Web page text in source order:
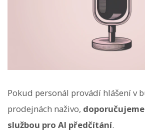
Pokud personál provádí hlášení v
prodejnách naživo,
službou pro AI předčítání.